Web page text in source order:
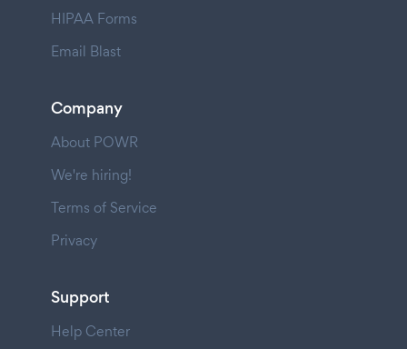
HIPAA Forms
Email Blast
Company
About POWR
We're hiring!
Terms of Service
Privacy
Support
Help Center